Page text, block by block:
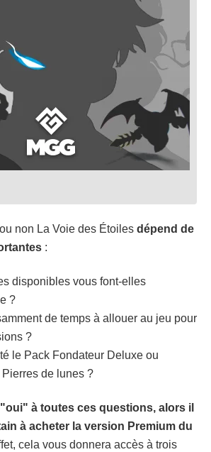
non La Voie des Étoiles dépend de
:
disponibles vous font-elles
?
de temps à allouer au jeu pour
?
le Pack Fondateur Deluxe ou
de lunes ?
à toutes ces questions, alors il
à acheter la version Premium du
cela vous donnera accès à trois